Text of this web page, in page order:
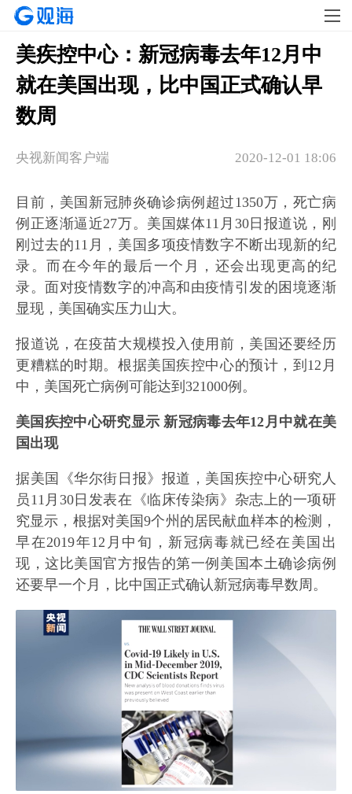
美疾控中心：新冠病毒去年12月中
就在美国出现，比中国正式确认早
数周
2020-12-01 18:06
央视新闻客户端
目前，美国新冠肺炎确诊病例超过1350万，死亡病
例正逐渐逼近27万。美国媒体11月30日报道说，刚
刚过去的11月，美国多项疫情数字不断出现新的纪
录。而在今年的最后一个月，还会出现更高的纪
录。面对疫情数字的冲高和由疫情引发的困境逐渐
显现，美国确实压力山大。
报道说，在疫苗大规模投入使用前，美国还要经历
更糟糕的时期。根据美国疾控中心的预计，到12月
中，美国死亡病例可能达到321000例。
美国疾控中心研究显示 新冠病毒去年12月中就在美
国出现
据美国《华尔街日报》报道，美国疾控中心研究人
员11月30日发表在《临床传染病》杂志上的一项研
究显示，根据对美国9个州的居民献血样本的检测，
早在2019年12月中旬，新冠病毒就已经在美国出
现，这比美国官方报告的第一例美国本土确诊病例
还要早一个月，比中国正式确认新冠病毒早数周。